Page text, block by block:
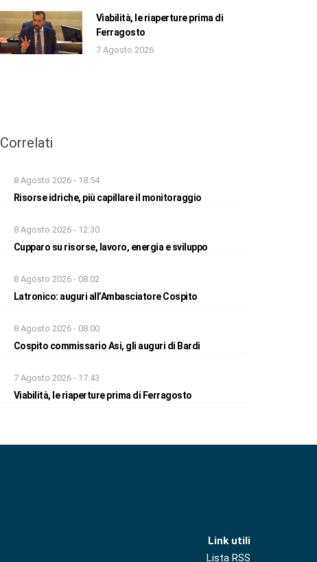
Viabilità, le riaperture prima di
Ferragosto
7 Agosto 2026
Correlati
8 Agosto 2026 - 18:54
Risorse idriche, più capillare il monitoraggio
8 Agosto 2026 - 12:30
Cupparo su risorse, lavoro, energia e sviluppo
8 Agosto 2026 - 08:02
Latronico: auguri all’Ambasciatore Cospito
8 Agosto 2026 - 08:00
Cospito commissario Asi, gli auguri di Bardi
7 Agosto 2026 - 17:43
Viabilità, le riaperture prima di Ferragosto
Link utili
Lista RSS